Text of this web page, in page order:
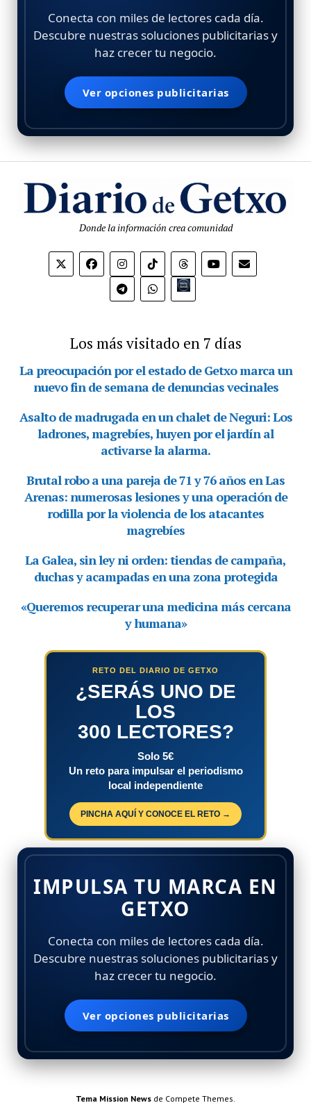
Conecta con miles de lectores cada día.
Descubre nuestras soluciones publicitarias y
haz crecer tu negocio.
Ver opciones publicitarias
Donde la información crea comunidad
Bio.link
Los más visitado en 7 días
RETO DEL DIARIO DE GETXO
¿SERÁS UNO DE
LOS
300 LECTORES?
Solo 5€
Un reto para impulsar el periodismo
local independiente
PINCHA AQUÍ Y CONOCE EL RETO →
IMPULSA TU MARCA EN
GETXO
Conecta con miles de lectores cada día.
Descubre nuestras soluciones publicitarias y
haz crecer tu negocio.
Ver opciones publicitarias
Tema Mission News de Compete Themes.